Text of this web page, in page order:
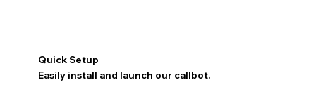
Quick Setup
Easily install and launch our callbot.